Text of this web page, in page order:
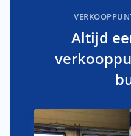
Altijd